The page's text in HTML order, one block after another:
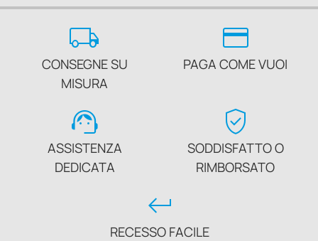
local_shipping
CONSEGNE SU
MISURA
credit_card
PAGA COME VUOI
support_agent
ASSISTENZA
DEDICATA
verified_user
SODDISFATTO O
RIMBORSATO
keyboard_return
RECESSO FACILE